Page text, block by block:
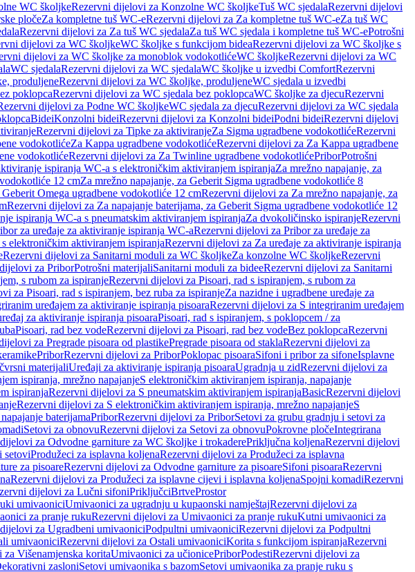
WC školjkeRezervni dijelovi za Konzolne WC školjkeTuš WC sjedalaRezervni dijelovi
pločeZa kompletne tuš WC-eRezervni dijelovi za Za kompletne tuš WC-eZa tuš WC
Rezervni dijelovi za Za tuš WC sjedalaZa tuš WC sjedala i kompletne tuš WC-ePotrošni
dijelovi za WC školjkeWC školjke s funkcijom bideaRezervni dijelovi za WC školjke s
dijelovi za WC školjke za monoblok vodokotlićeWC školjkeRezervni dijelovi za WC
WC sjedalaRezervni dijelovi za WC sjedalaWC školjke u izvedbi ComfortRezervni
produljeneRezervni dijelovi za WC školjke, produljeneWC sjedala u izvedbi
poklopcaRezervni dijelovi za WC sjedala bez poklopcaWC školjke za djecuRezervni
dijelovi za Podne WC školjkeWC sjedala za djecuRezervni dijelovi za WC sjedala
BideiKonzolni bideiRezervni dijelovi za Konzolni bideiPodni bideiRezervni dijelovi
Rezervni dijelovi za Tipke za aktiviranjeZa Sigma ugradbene vodokotlićeRezervni
vodokotlićeZa Kappa ugradbene vodokotlićeRezervni dijelovi za Za Kappa ugradbene
vodokotlićeRezervni dijelovi za Za Twinline ugradbene vodokotlićePriborPotrošni
ispiranja WC-a s elektroničkim aktiviranjem ispiranjaZa mrežno napajanje, za
12 cmZa mrežno napajanje, za Geberit Sigma ugradbene vodokotliće 8
Omega ugradbene vodokotliće 12 cmRezervni dijelovi za Za mrežno napajanje, za
Rezervni dijelovi za Za napajanje baterijama, za Geberit Sigma ugradbene vodokotliće 12
ispiranja WC-a s pneumatskim aktiviranjem ispiranjaZa dvokoličinsko ispiranjeRezervni
za uređaje za aktiviranje ispiranja WC-aRezervni dijelovi za Pribor za uređaje za
elektroničkim aktiviranjem ispiranjaRezervni dijelovi za Za uređaje za aktiviranje ispiranja
Rezervni dijelovi za Sanitarni moduli za WC školjkeZa konzolne WC školjkeRezervni
za PriborPotrošni materijaliSanitarni moduli za bideeRezervni dijelovi za Sanitarni
s rubom za ispiranjeRezervni dijelovi za Pisoari, rad s ispiranjem, s rubom za
za Pisoari, rad s ispiranjem, bez ruba za ispiranjeZa nazidne i ugradbene uređaje za
uređajem za aktiviranje ispiranja pisoaraRezervni dijelovi za S integriranim uređajem
za aktiviranje ispiranja pisoaraPisoari, rad s ispiranjem, s poklopcem / za
Pisoari, rad bez vodeRezervni dijelovi za Pisoari, rad bez vodeBez poklopcaRezervni
za Pregrade pisoara od plastikePregrade pisoara od staklaRezervni dijelovi za
PriborRezervni dijelovi za PriborPoklopac pisoaraSifoni i pribor za sifoneIsplavne
materijaliUređaji za aktiviranje ispiranja pisoaraUgradnja u zidRezervni dijelovi za
ispiranja, mrežno napajanjeS elektroničkim aktiviranjem ispiranja, napajanje
ispiranjaRezervni dijelovi za S pneumatskim aktiviranjem ispiranjaBasicRezervni dijelovi
Rezervni dijelovi za S elektroničkim aktiviranjem ispiranja, mrežno napajanjeS
baterijamaPriborRezervni dijelovi za PriborSetovi za grubu gradnju i setovi za
Setovi za obnovuRezervni dijelovi za Setovi za obnovuPokrovne pločeIntegrirana
za Odvodne garniture za WC školjke i trokaderePriključna koljenaRezervni dijelovi
setoviProdužeci za isplavna koljenaRezervni dijelovi za Produžeci za isplavna
za pisoareRezervni dijelovi za Odvodne garniture za pisoareSifoni pisoaraRezervni
Rezervni dijelovi za Produžeci za isplavne cijevi i isplavna koljenaSpojni komadiRezervni
dijelovi za Lučni sifoniPriključciBrtveProstor
umivaoniciUmivaonici za ugradnju u kupaonski namještajRezervni dijelovi za
za pranje rukuRezervni dijelovi za Umivaonici za pranje rukuKutni umivaonici za
za Ugradbeni umivaoniciPodpultni umivaoniciRezervni dijelovi za Podpultni
umivaoniciRezervni dijelovi za Ostali umivaoniciKorita s funkcijom ispiranjaRezervni
Višenamjenska koritaUmivaonici za učionicePriborPodestiRezervni dijelovi za
zasloniSetovi umivaonika s bazomSetovi umivaonika za pranje ruku s